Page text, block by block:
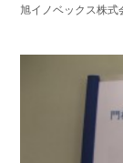
旭イノベックス株式